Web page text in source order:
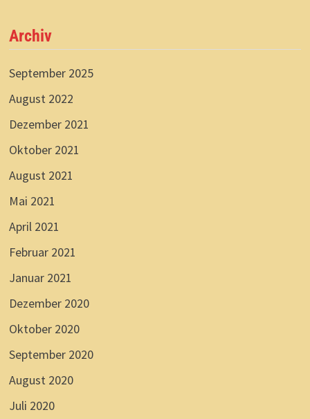
Archiv
September 2025
August 2022
Dezember 2021
Oktober 2021
August 2021
Mai 2021
April 2021
Februar 2021
Januar 2021
Dezember 2020
Oktober 2020
September 2020
August 2020
Juli 2020